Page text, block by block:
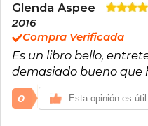
Glenda Aspee
2016
Compra Verificada
Es un libro bello,
demasiado bueno que
0 Esta opinión es útil